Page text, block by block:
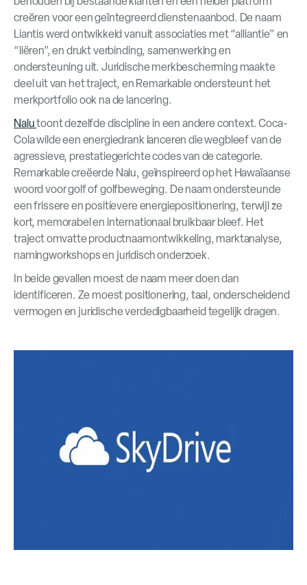
creëren voor een geïntegreerd dienstenaanbod. De naam
Liantis werd ontwikkeld vanuit associaties met “alliantie” en
“liëren”, en drukt verbinding, samenwerking en
ondersteuning uit. Juridische merkbescherming maakte
deel uit van het traject, en Remarkable ondersteunt het
merkportfolio ook na de lancering.
Nalutoont dezelfde discipline in een andere context. Coca-
Cola wilde een energiedrank lanceren die wegbleef van de
agressieve, prestatiegerichte codes van de categorie.
Remarkable creëerde Nalu, geïnspireerd op het Hawaïaanse
woord voor golf of golfbeweging. De naam ondersteunde
een frissere en positievere energiepositionering, terwijl ze
kort, memorabel en internationaal bruikbaar bleef. Het
traject omvatte productnaamontwikkeling, marktanalyse,
namingworkshops en juridisch onderzoek.
In beide gevallen moest de naam meer doen dan
identificeren. Ze moest positionering, taal, onderscheidend
vermogen en juridische verdedigbaarheid tegelijk dragen.